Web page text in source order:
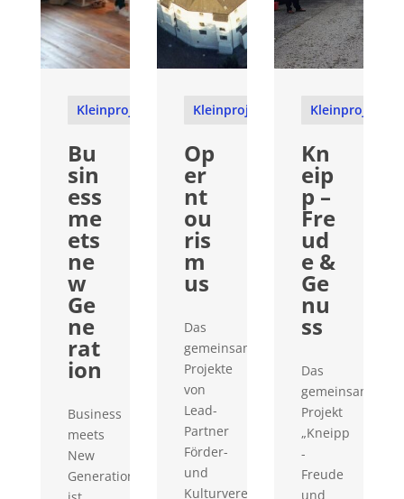
Kleinprojekte
Bu
sin
ess
me
ets
ne
w
Ge
ne
rat
ion
Business
meets
New
Generation
Kleinprojekte
Op
er
nt
ou
ris
m
us
Das
gemeinsame
Projekte
von
Lead-
Partner
Förder-
und
Kulturverein
Kleinprojekte
Kn
eip
p –
Fre
ud
e &
Ge
nu
ss
Das
gemeinsame
Projekt
„Kneipp
-
Freude
und